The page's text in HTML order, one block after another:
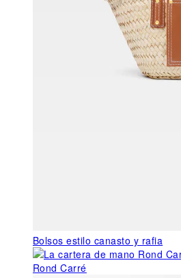
Bolsos estilo canasto y rafia
Rond Carré